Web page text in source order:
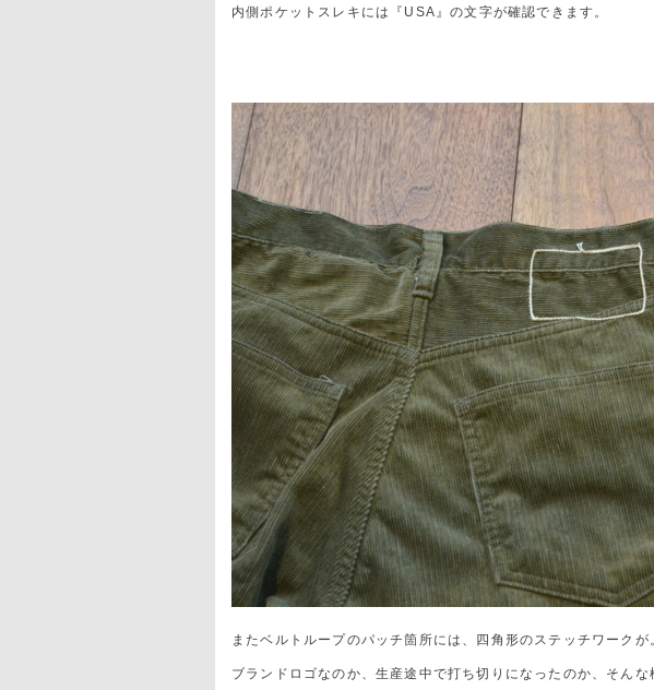
内側ポケットスレキには『USA』の文字が確認できます。
またベルトループのパッチ箇所には、四角形のステッチワークが
ブランドロゴなのか、生産途中で打ち切りになったのか、そんな